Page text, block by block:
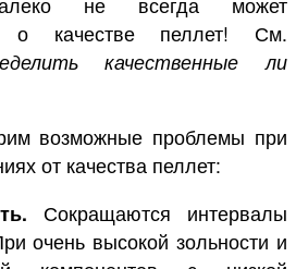
о качестве пеллет! См.
качественные ли
возможные проблемы при
от качества пеллет:
Сокращаются интервалы
очень высокой зольности и